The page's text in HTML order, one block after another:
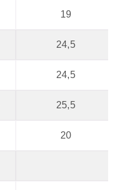
19
24,5
24,5
25,5
20